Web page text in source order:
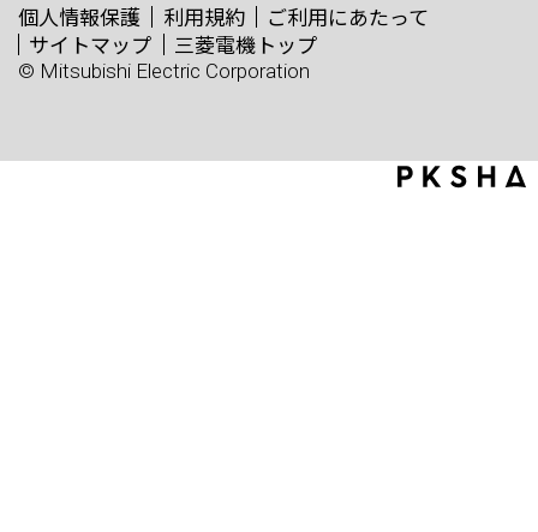
個人情報保護 利用規約
ご利用にあたって
サイトマップ
三菱電機トップ
© Mitsubishi Electric Corporation